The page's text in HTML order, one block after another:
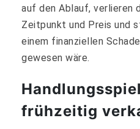
auf den Ablauf, verlieren
Zeitpunkt und Preis und
einem finanziellen
gewesen wäre.
frühzeitig